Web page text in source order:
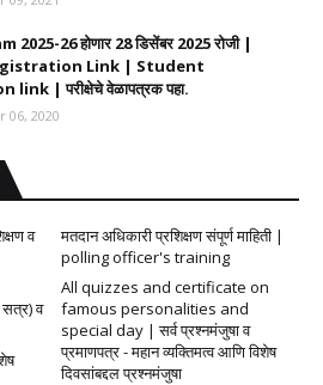
2025-26 होणार 28 डिसेंबर 2025 रोजी |
Link | Student
| परीक्षेचे वेळापत्रक पहा.
06, 2020
व
मतदान अधिकारी प्रशिक्षण संपूर्ण माहिती |
polling officer's training
सत्र) व
All quizzes and certificate on
famous personalities and
special day | सर्व प्रश्नमंजुषा व
प्रमाणपत्र - महान व्यक्तिमत्व आणि विशेष
दिवसांबद्दल प्रश्नमंजुषा